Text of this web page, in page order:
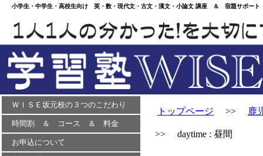
小学生・中学生・高校生向け 英・数・現代文・古文・漢文・小論文 講座 ＆ 宿題サポー
ＷＩＳＥ坂元校の３つのこだわり
時間割 ＆ コース ＆ 料金
お申込について
トップページ >> 鹿
>> daytime : 昼間